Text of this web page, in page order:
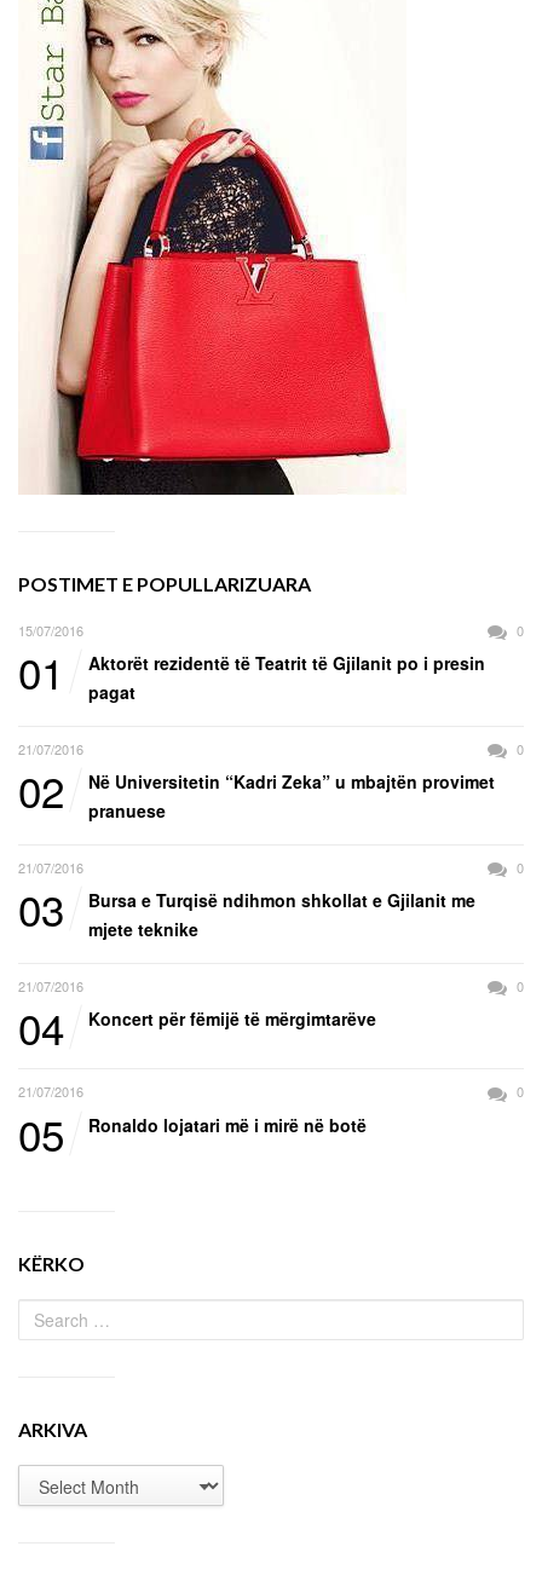
POSTIMET E POPULLARIZUARA
15/07/2016 0
01
Aktorët rezidentë të Teatrit të Gjilanit po i presin
pagat
21/07/2016 0
02
Në Universitetin “Kadri Zeka” u mbajtën provimet
pranuese
21/07/2016 0
03
Bursa e Turqisë ndihmon shkollat e Gjilanit me
mjete teknike
21/07/2016 0
04 Koncert për fëmijë të mërgimtarëve
21/07/2016 0
05 Ronaldo lojatari më i mirë në botë
KËRKO
ARKIVA